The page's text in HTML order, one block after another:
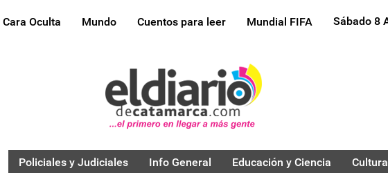
Cara Oculta Mundo Cuentos para leer Mundial FIFA Sábado 8
Policiales y Judiciales Info General Educación y Ciencia